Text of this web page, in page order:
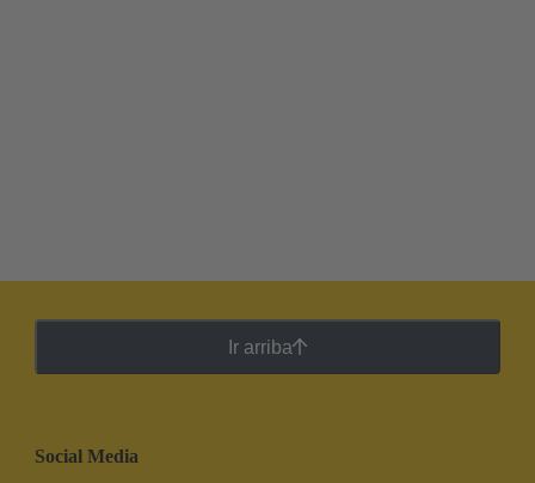
Ir arriba
Social Media